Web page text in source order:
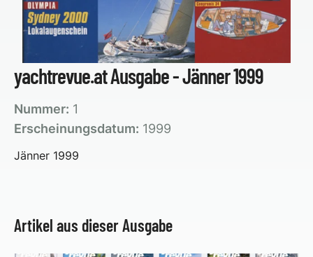
yachtrevue.at Ausgabe - Jänner 1999
Nummer: 1
Erscheinungsdatum: 1999
Jänner 1999
Artikel aus dieser Ausgabe